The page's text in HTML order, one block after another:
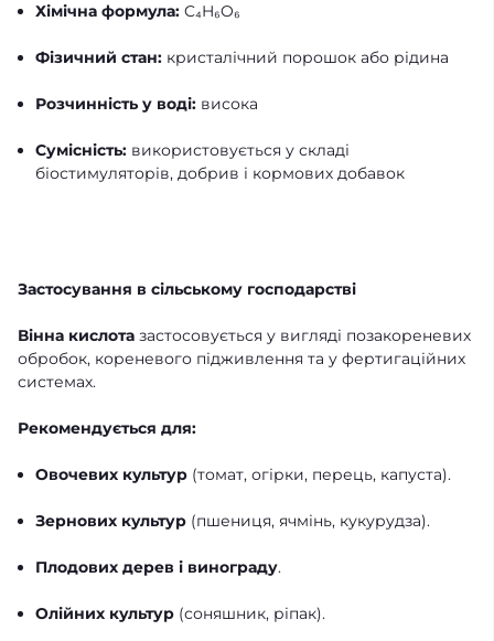
Хімічна формула: C₄H₆O₆
Фізичний стан: кристалічний порошок або рідина
Розчинність у воді: висока
Сумісність: використовується у складі
біостимуляторів, добрив і кормових добавок
Застосування в сільському господарстві
Вінна кислота застосовується у вигляді позакореневих
обробок, кореневого підживлення та у фертигаційних
системах.
Рекомендується для:
Овочевих культур (томат, огірки, перець, капуста).
Зернових культур (пшениця, ячмінь, кукурудза).
Плодових дерев і винограду.
Олійних культур (соняшник, ріпак).